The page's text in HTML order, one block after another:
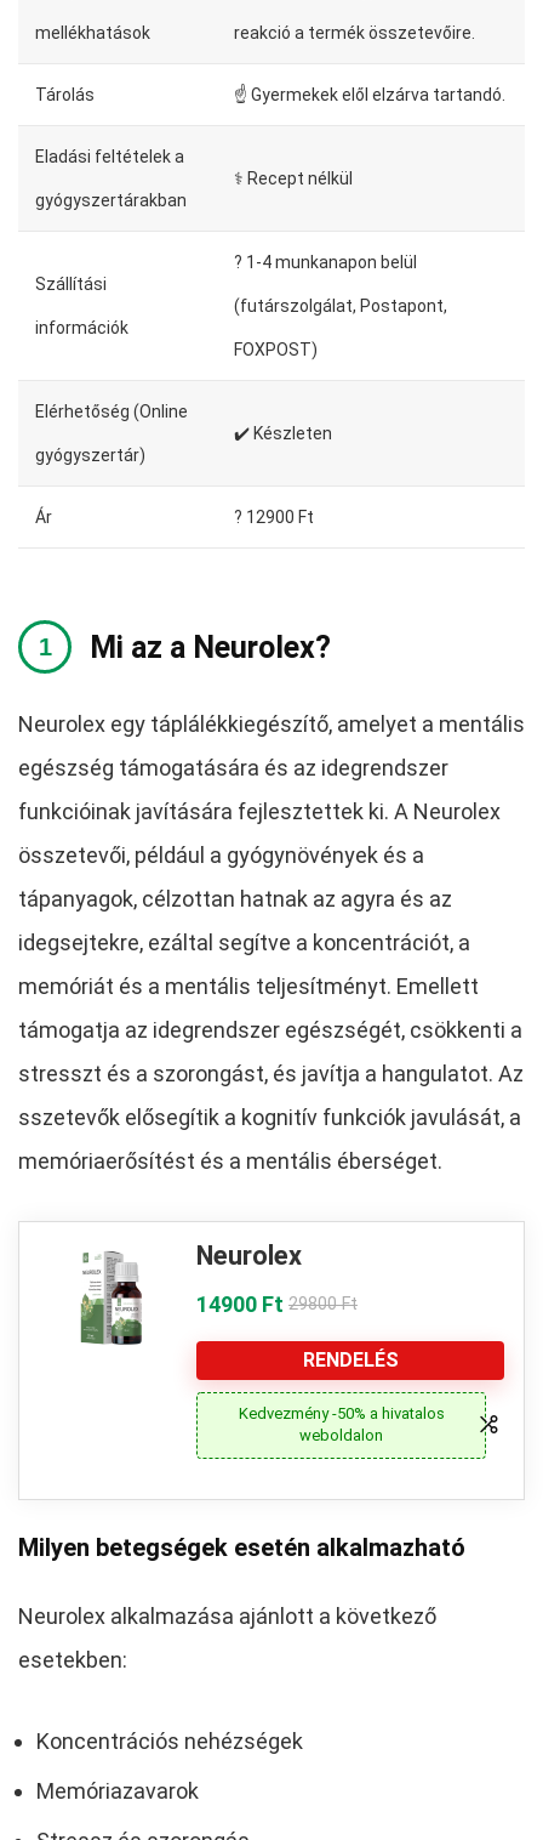
mellékhatások reakció a termék összetevőire.
Tárolás ☝ Gyermekek elől elzárva tartandó.
Eladási feltételek a
gyógyszertárakban
⚕️ Recept nélkül
Szállítási
információk
?️ 1-4 munkanapon belül
(futárszolgálat, Postapont,
FOXPOST)
Elérhetőség (Online
gyógyszertár)
✔️ Készleten
Ár ? 12900 Ft
Mi az a Neurolex?
Neurolex egy táplálékkiegészítő, amelyet a mentális
egészség támogatására és az idegrendszer
funkcióinak javítására fejlesztettek ki. A Neurolex
összetevői, például a gyógynövények és a
tápanyagok, célzottan hatnak az agyra és az
idegsejtekre, ezáltal segítve a koncentrációt, a
memóriát és a mentális teljesítményt. Emellett
támogatja az idegrendszer egészségét, csökkenti a
stresszt és a szorongást, és javítja a hangulatot. Az
sszetevők elősegítik a kognitív funkciók javulását, a
memóriaerősítést és a mentális éberséget.
Neurolex
14900 Ft 29800 Ft
RENDELÉS
Kedvezmény -50% a hivatalos
weboldalon
Milyen betegségek esetén alkalmazható
Neurolex alkalmazása ajánlott a következő
esetekben:
Koncentrációs nehézségek
Memóriazavarok